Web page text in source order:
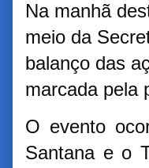
Na manhã
meio da
balanço das
marcada pela
O evento
Santana e o